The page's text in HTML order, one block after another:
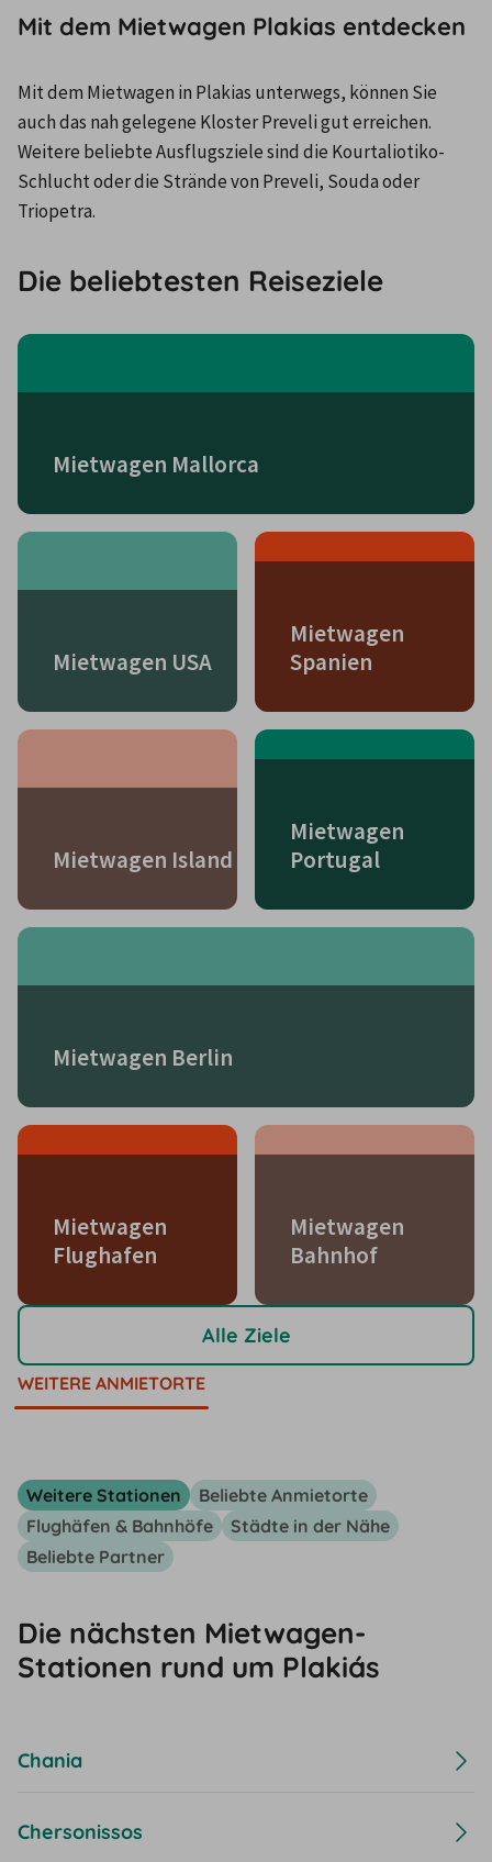
Mit dem Mietwagen Plakias entdecken
Mit dem Mietwagen in Plakias unterwegs, können Sie
auch das nah gelegene Kloster Preveli gut erreichen.
Weitere beliebte Ausflugsziele sind die Kourtaliotiko-
Schlucht oder die Strände von Preveli, Souda oder
Triopetra.
Die beliebtesten Reiseziele
Mietwagen Mallorca
Mietwagen USA
Mietwagen
Spanien
Mietwagen Island
Mietwagen
Portugal
Mietwagen Berlin
Mietwagen
Flughafen
Mietwagen
Bahnhof
Alle Ziele
WEITERE ANMIETORTE
Weitere Stationen
Beliebte Anmietorte
Flughäfen & Bahnhöfe
Städte in der Nähe
Beliebte Partner
Die nächsten Mietwagen-
Stationen rund um Plakiás
Chania
Chersonissos